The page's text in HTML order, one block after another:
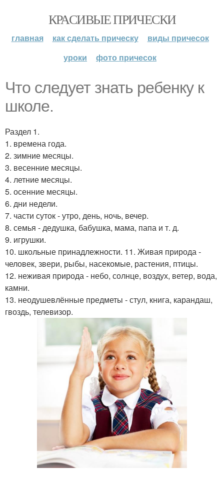
КРАСИВЫЕ ПРИЧЕСКИ
главная как сделать прическу
виды причесок
уроки
фото причесок
Что следует знать ребенку к
школе.
Раздел 1.
1. времена года.
2. зимние месяцы.
3. весенние месяцы.
4. летние месяцы.
5. осенние месяцы.
6. дни недели.
7. части суток - утро, день, ночь, вечер.
8. семья - дедушка, бабушка, мама, папа и т. д.
9. игрушки.
10. школьные принадлежности. 11. Живая природа -
человек, звери, рыбы, насекомые, растения, птицы.
12. неживая природа - небо, солнце, воздух, ветер, вода,
камни.
13. неодушевлённые предметы - стул, книга, карандаш,
гвоздь, телевизор.